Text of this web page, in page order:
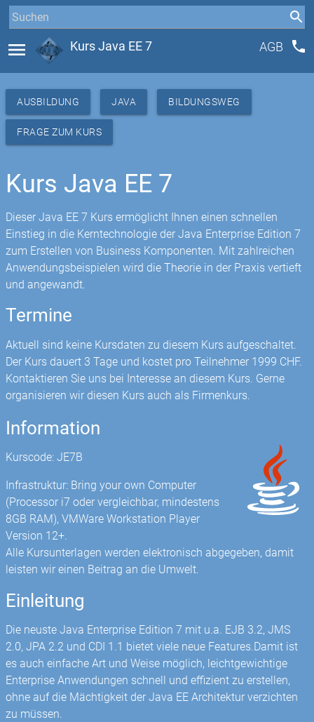
menu Kurs Java EE 7 AGB phone
AUSBILDUNG JAVA BILDUNGSWEG
FRAGE ZUM KURS
Kurs Java EE 7
Dieser Java EE 7 Kurs ermöglicht Ihnen einen schnellen
Einstieg in die Kerntechnologie der Java Enterprise Edition 7
zum Erstellen von Business Komponenten. Mit zahlreichen
Anwendungsbeispielen wird die Theorie in der Praxis vertieft
und angewandt.
Termine
Aktuell sind keine Kursdaten zu diesem Kurs aufgeschaltet.
Der Kurs dauert 3 Tage und kostet pro Teilnehmer 1999 CHF.
Kontaktieren Sie uns bei Interesse an diesem Kurs. Gerne
organisieren wir diesen Kurs auch als Firmenkurs.
Information
Kurscode: JE7B
Infrastruktur: Bring your own Computer
(Processor i7 oder vergleichbar, mindestens
8GB RAM), VMWare Workstation Player
Version 12+.
Alle Kursunterlagen werden elektronisch abgegeben, damit
leisten wir einen Beitrag an die Umwelt.
Einleitung
Die neuste Java Enterprise Edition 7 mit u.a. EJB 3.2, JMS
2.0, JPA 2.2 und CDI 1.1 bietet viele neue Features.Damit ist
es auch einfache Art und Weise möglich, leichtgewichtige
Enterprise Anwendungen schnell und effizient zu erstellen,
ohne auf die Mächtigkeit der Java EE Architektur verzichten
zu müssen.